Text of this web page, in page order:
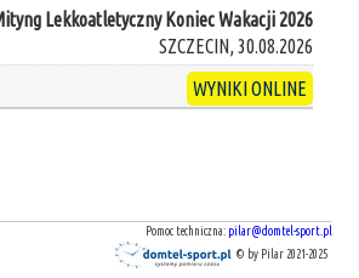
Lekkoatletyczny Koniec Wakacji 2026
SZCZECIN, 30.08.2026
WYNIKI ONLINE
Pomoc techniczna: pilar@domtel-sport.pl
© by Pilar 2021-2025